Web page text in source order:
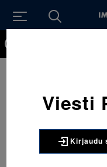
Viesti
Kirjaudu